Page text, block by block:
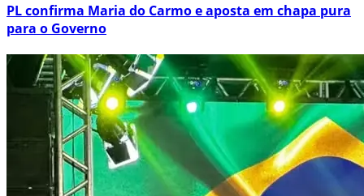
PL confirma Maria do Carmo e aposta em chapa pura
para o Governo